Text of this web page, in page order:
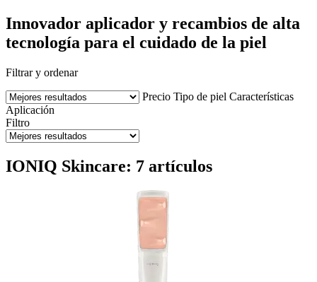
Innovador aplicador y recambios de alta
tecnología para el cuidado de la piel
Filtrar y ordenar
Precio Tipo de piel Características
Aplicación
Filtro
IONIQ Skincare: 7 artículos